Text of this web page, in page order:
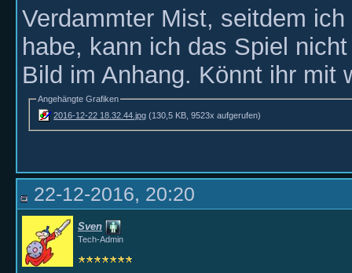
Verdammter Mist, seitdem
habe, kann ich das Spiel
Bild im Anhang. Könnt ihr mit
Angehängte Grafiken
2016-12-22 18.32.44.jpg (130,5 KB, 9523x aufgerufen)
22-12-2016, 20:20
Sven
Tech-Admin